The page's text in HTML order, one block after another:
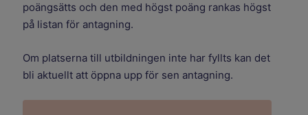
poängsätts och den med högst poäng rankas högst
på listan för antagning.
Om platserna till utbildningen inte har fyllts kan det
bli aktuellt att öppna upp för sen antagning.